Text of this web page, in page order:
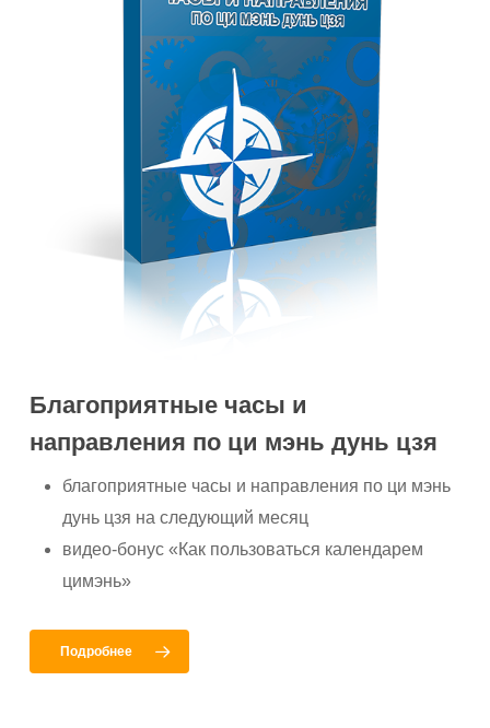
Благоприятные часы и
направления по ци мэнь дунь цзя
благоприятные часы и направления по ци мэнь
дунь цзя на следующий месяц
видео-бонус «Как пользоваться календарем
цимэнь»
Подробнее